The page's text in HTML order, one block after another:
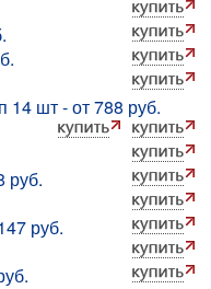
14 шт - от 788 руб.
руб.
руб.